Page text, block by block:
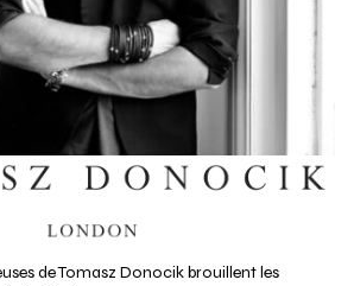
de Tomasz Donocik brouillent les